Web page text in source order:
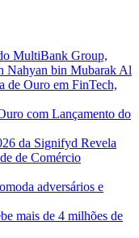
MultiBank Group,
Nahyan bin Mubarak Al
de Ouro em FinTech,
com Lançamento do
da Signifyd Revela
de Comércio
adversários e
mais de 4 milhões de